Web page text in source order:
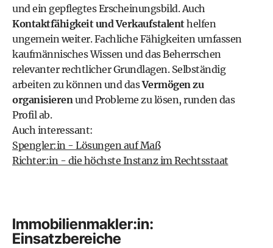
und ein gepflegtes Erscheinungsbild. Auch
Kontaktfähigkeit und Verkaufstalenthelfen
ungemein weiter. Fachliche Fähigkeiten umfassen
kaufmännisches Wissen und das Beherrschen
relevanter rechtlicher Grundlagen. Selbständig
arbeiten zu können und dasVermögen zu
organisierenund Probleme zu lösen, runden das
Profil ab.
Auch interessant:
Spengler:in - Lösungen auf Maß
Richter:in - die höchste Instanz im Rechtsstaat
Immobilienmakler:in:
Einsatzbereiche